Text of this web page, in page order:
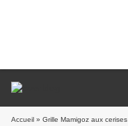
Accueil » Grille Mamigoz aux cerises